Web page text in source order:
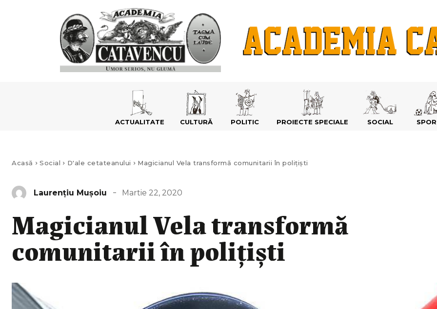
ACTUALITATE CULTURĂ POLITIC PROIECTE SPECIALE SOCIAL
Acasă Social D'ale cetateanului Magicianul Vela transformă comunitarii în polițiști
Laurenţiu Muşoiu Martie 22, 2020
Magicianul Vela transformă
comunitarii în polițiști